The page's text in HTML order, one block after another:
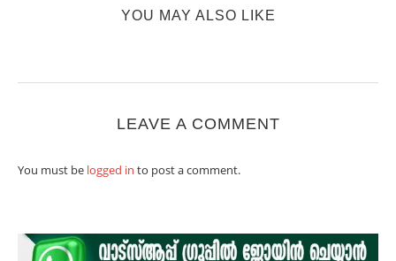
YOU MAY ALSO LIKE
LEAVE A COMMENT
You must be logged in to post a comment.